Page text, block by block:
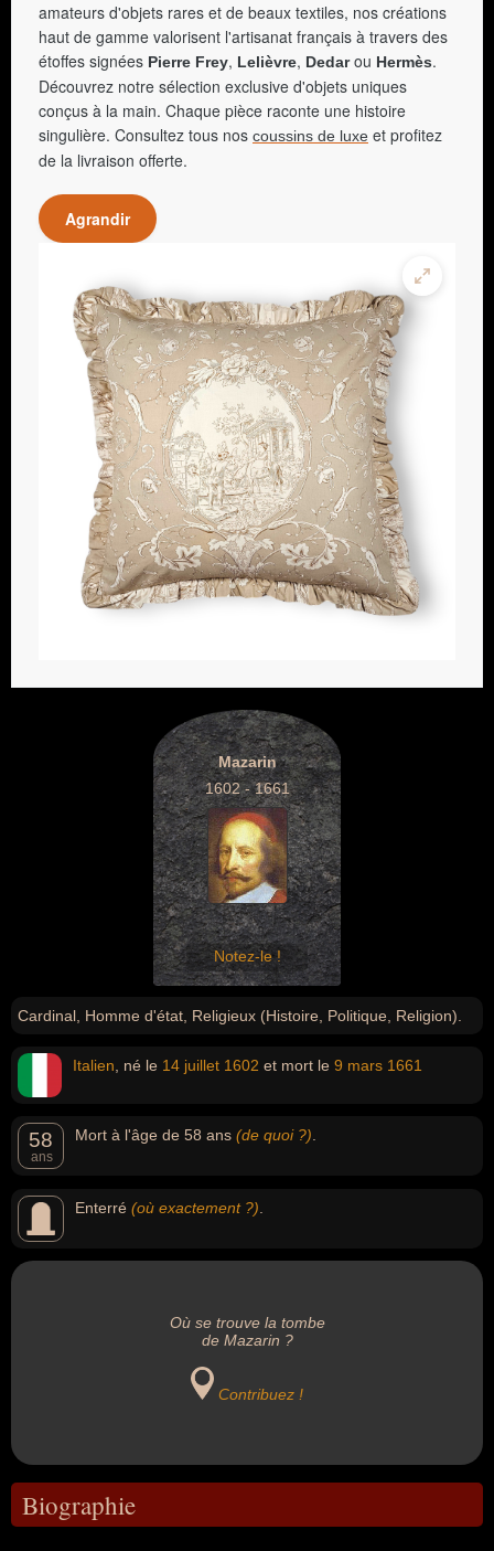
amateurs d'objets rares et de beaux textiles, nos créations
haut de gamme valorisent l'artisanat français à travers des
étoffes signées Pierre Frey, Lelièvre, Dedarou Hermès.
Découvrez notre sélection exclusive d'objets uniques
conçus à la main. Chaque pièce raconte une histoire
singulière. Consultez tous nos coussins de luxe et profitez
de la livraison offerte.
Agrandir
Mazarin
1602 - 1661
Notez-le !
Cardinal, Homme d'état, Religieux (Histoire, Politique, Religion).
Italien , né le 14 juillet 1602 et mort le 9 mars 1661
58
ans
Mort à l'âge de 58 ans (de quoi ?)
Enterré (où exactement ?)
Où se trouve la tombe
de Mazarin ?
Contribuez !
Biographie